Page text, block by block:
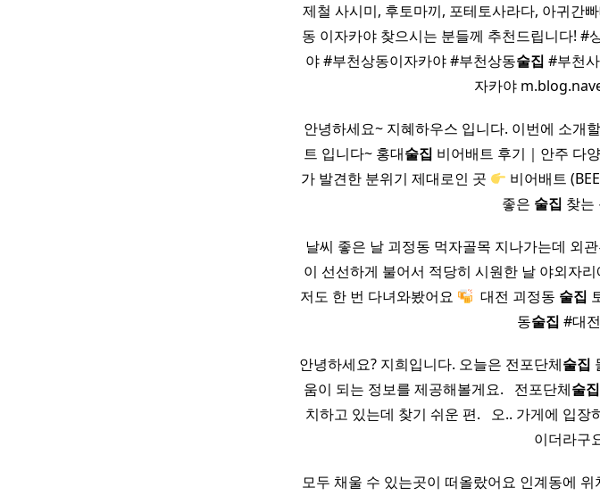
제철 사시미, 후토마끼, 포테토사라다, 아귀간
동 이자카야 찾으시는 분들께 추천드립니다! #
야 #부천상동이자카야 #부천상동술집 #부천
자카야
안녕하세요~ 지혜하우스 입니다. 이번에 소개
트 입니다~ 홍대술집 비어배트 후기｜안주 다
가 발견한 분위기 제대로인 곳
비어배트
좋은 술집 찾는
날씨 좋은 날 괴정동 먹자골목 지나가는데 외
이 선선하게 불어서 적당히 시원한 날 야외자
저도 한 번 다녀와봤어요
​ 대전 괴정동 술집
동술집 #대
안녕하세요? 지희입니다. 오늘은 전포단체술집
움이 되는 정보를 제공해볼게요. ​ ​ 전포단체술집
치하고 있는데 찾기 쉬운 편. ​ ​ 오.. 가게에 입
이더라구
모두 채울 수 있는곳이 떠올랐어요 인계동에